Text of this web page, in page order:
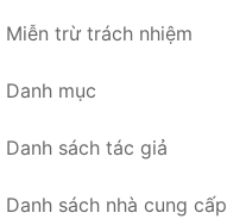
Miễn trừ trách nhiệm
Danh mục
Danh sách tác giả
Danh sách nhà cung cấp